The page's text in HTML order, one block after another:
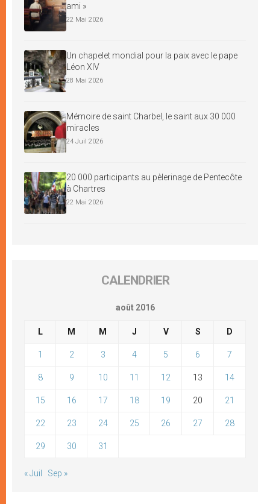
ami »
22 Mai 2026
Un chapelet mondial pour la paix avec le pape
Léon XIV
28 Mai 2026
Mémoire de saint Charbel, le saint aux 30 000
miracles
24 Juil 2026
20 000 participants au pèlerinage de Pentecôte
à Chartres
22 Mai 2026
CALENDRIER
août 2016
L M M J V S D
1 2 3 4 5 6 7
8 9 10 11 12 13 14
15 16 17 18 19 20 21
22 23 24 25 26 27 28
29 30 31
« Juil Sep »